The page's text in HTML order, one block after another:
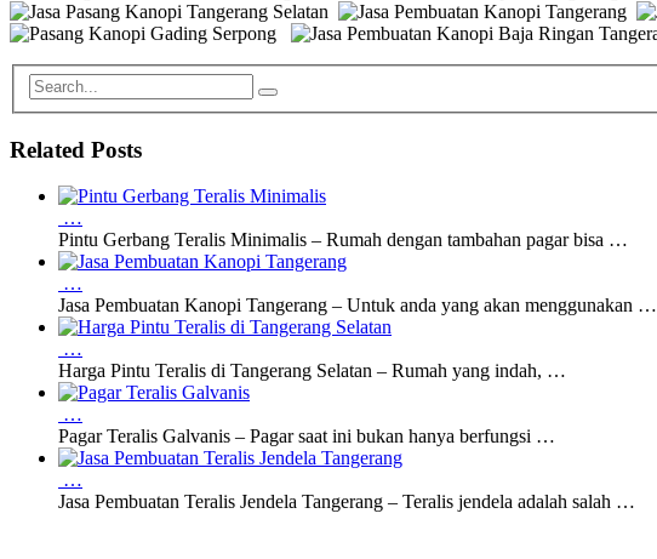
Related Posts
…
Pintu Gerbang Teralis Minimalis – Rumah dengan tambahan pagar bisa …
…
Jasa Pembuatan Kanopi Tangerang – Untuk anda yang akan menggunakan …
…
Harga Pintu Teralis di Tangerang Selatan – Rumah yang indah, …
…
Pagar Teralis Galvanis – Pagar saat ini bukan hanya berfungsi …
…
Jasa Pembuatan Teralis Jendela Tangerang – Teralis jendela adalah salah …